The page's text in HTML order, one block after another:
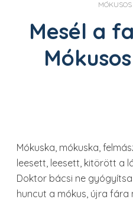
Mesél a
Mókuska, mókuska,
leesett, leesett, kitörött a
Doktor bácsi ne
huncut a mókus, újra fára